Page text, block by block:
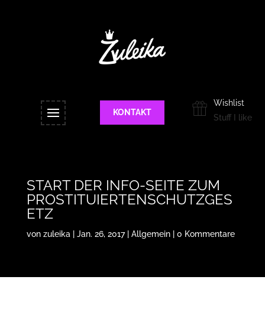
KONTAKT
Wishlist
Stuff I like
START DER INFO-SEITE ZUM
PROSTITUIERTENSCHUTZGES
ETZ
von zuleika Jan. 26, 2017| Allgemein| 0 Kommentare